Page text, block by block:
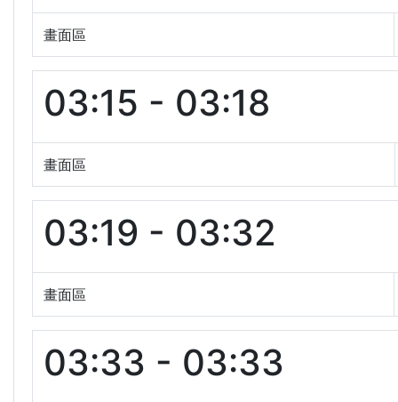
畫面區
03:15 - 03:18
畫面區
03:19 - 03:32
畫面區
03:33 - 03:33